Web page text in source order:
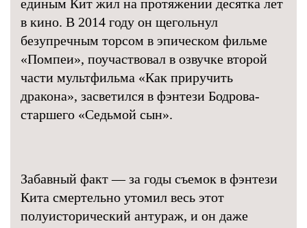
единым Кит жил на протяжении десятка лет
в кино. В 2014 году он щегольнул
безупречным торсом в эпическом фильме
«Помпеи», поучаствовал в озвучке второй
части мультфильма «Как приручить
дракона», засветился в фэнтези Бодрова-
старшего «Седьмой сын».
Забавный факт — за годы съемок в фэнтези
Кита смертельно утомил весь этот
полуисторический антураж, и он даже